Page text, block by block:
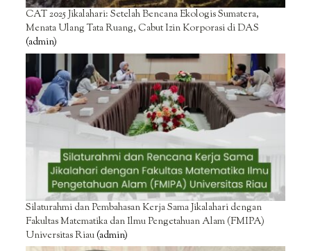
CAT 2025 Jikalahari: Setelah Bencana Ekologis Sumatera,
Menata Ulang Tata Ruang, Cabut Izin Korporasi di DAS
(admin)
Silaturahmi dan Pembahasan Kerja Sama Jikalahari dengan
Fakultas Matematika dan Ilmu Pengetahuan Alam (FMIPA)
Universitas Riau(admin)